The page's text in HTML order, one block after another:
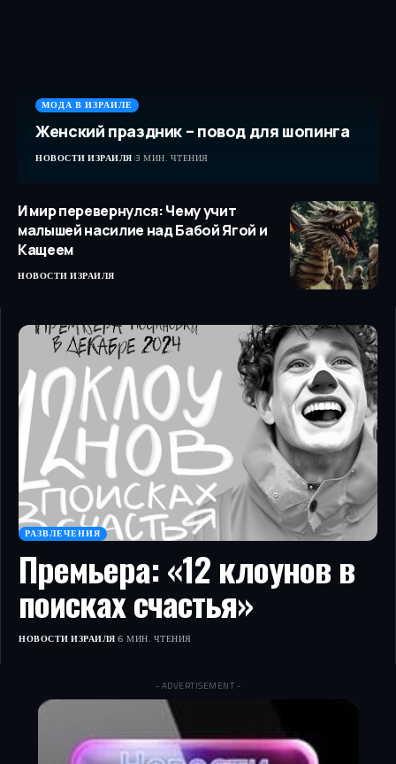
МОДА В ИЗРАИЛЕ
Женский праздник – повод для шопинга
НОВОСТИ ИЗРАИЛЯ 3 МИН. ЧТЕНИЯ
И мир перевернулся: Чему учит
малышей насилие над Бабой Ягой и
Кащеем
НОВОСТИ ИЗРАИЛЯ
РАЗВЛЕЧЕНИЯ
Премьера: «12 клоунов в
поисках счастья»
НОВОСТИ ИЗРАИЛЯ 6 МИН. ЧТЕНИЯ
- ADVERTISEMENT -